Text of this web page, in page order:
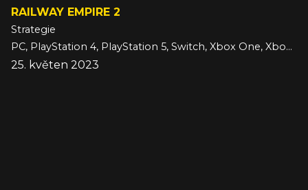
RAILWAY EMPIRE 2
Strategie
PC, PlayStation 4, PlayStation 5, Switch, Xbox One, Xbox Series
25. květen 2023